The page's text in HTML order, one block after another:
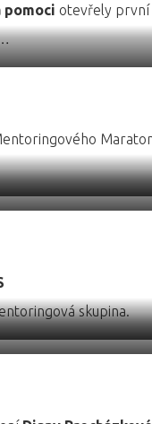
pomoci otevřely první
skupina.
Kyzlinkovéz GSK za